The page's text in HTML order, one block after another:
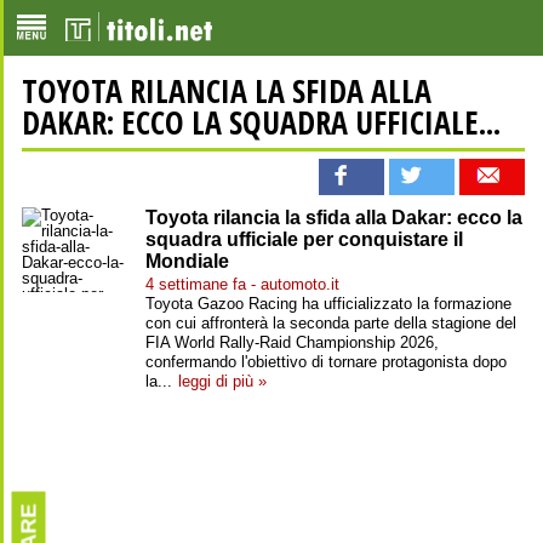
TOYOTA RILANCIA LA SFIDA ALLA
DAKAR: ECCO LA SQUADRA UFFICIALE...
Toyota rilancia la sfida alla Dakar: ecco la
squadra ufficiale per conquistare il
Mondiale
4 settimane fa - automoto.it
Toyota Gazoo Racing ha ufficializzato la formazione
con cui affronterà la seconda parte della stagione del
FIA World Rally-Raid Championship 2026,
confermando l'obiettivo di tornare protagonista dopo
la... leggi di più »